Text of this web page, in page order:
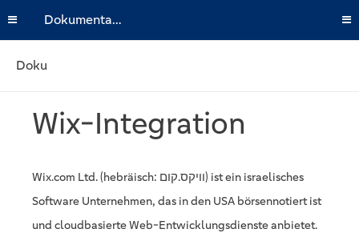
Dokumentation
Doku
Wix-Integration
Wix.com Ltd. (hebräisch: וויקס.קום) ist ein israelisches
Software Unternehmen, das in den USA börsennotiert ist
und cloudbasierte Web-Entwicklungsdienste anbietet.